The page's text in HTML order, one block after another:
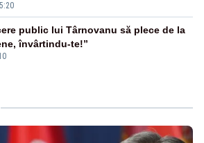
public lui Târnovanu să plece de la
învârtindu-te!”